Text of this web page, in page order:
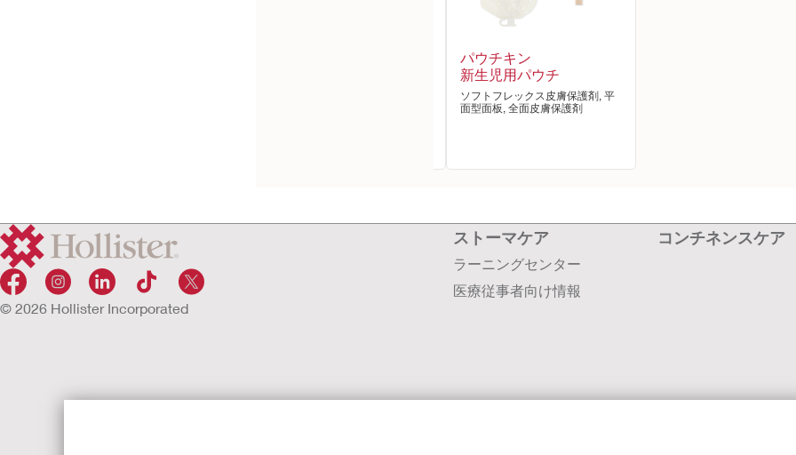
パウチキン
新生児用パウチ
ソフトフレックス皮膚保護剤, 平
面型面板, 全面皮膚保護剤
© 2026 Hollister Incorporated
ストーマケア
ラーニングセンター
医療従事者向け情報
コンチネンスケア